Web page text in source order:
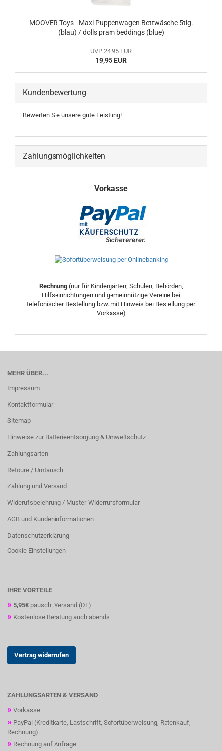
MOOVER Toys - Maxi Puppenwagen Bettwäsche 5tlg.
(blau) / dolls pram beddings (blue)
UVP 24,95 EUR
19,95 EUR
Kundenbewertung
Bewerten Sie unsere gute Leistung!
Zahlungsmöglichkeiten
Vorkasse
Rechnung (nur für Kindergärten, Schulen, Behörden,
Hilfseinrichtungen und gemeinnützige Vereine bei
telefonischer Bestellung bzw. mit Hinweis bei Bestellung per
Vorkasse)
MEHR ÜBER...
Impressum
Kontaktformular
Sitemap
Hinweise zur Batterieentsorgung & Umweltschutz
Zahlungsarten
Retoure / Umtausch
Zahlung und Versand
Widerufsbelehrung / Muster-Widerrufsformular
AGB und Kundeninformationen
Datenschutzerklärung
Cookie Einstellungen
IHRE VORTEILE
» 5,95€ pausch. Versand (DE)
» Kostenlose Beratung auch abends
Vertrag widerrufen
ZAHLUNGSARTEN & VERSAND
» Vorkasse
» PayPal (Kreditkarte, Lastschrift, Sofortüberweisung, Ratenkauf,
Rechnung)
» Rechnung auf Anfrage